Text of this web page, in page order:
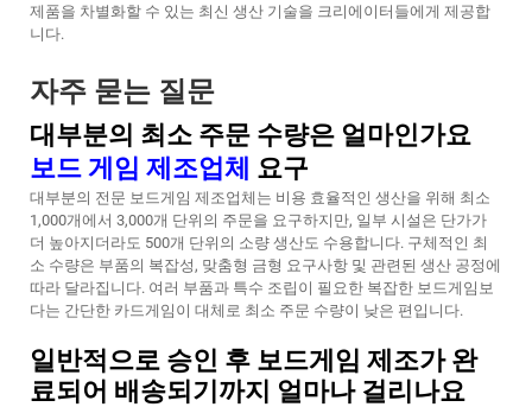
제품을 차별화할 수 있는 최신 생산 기술을 크리에이터들에게 제공합
니다.
자주 묻는 질문
대부분의 최소 주문 수량은 얼마인가요
보드 게임 제조업체 요구
대부분의 전문 보드게임 제조업체는 비용 효율적인 생산을 위해 최소
1,000개에서 3,000개 단위의 주문을 요구하지만, 일부 시설은 단가가
더 높아지더라도 500개 단위의 소량 생산도 수용합니다. 구체적인 최
소 수량은 부품의 복잡성, 맞춤형 금형 요구사항 및 관련된 생산 공정에
따라 달라집니다. 여러 부품과 특수 조립이 필요한 복잡한 보드게임보
다는 간단한 카드게임이 대체로 최소 주문 수량이 낮은 편입니다.
일반적으로 승인 후 보드게임 제조가 완
료되어 배송되기까지 얼마나 걸리나요